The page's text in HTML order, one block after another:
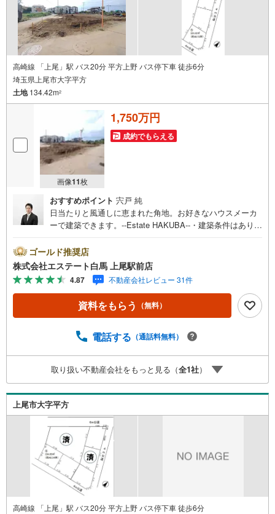
高崎線 「上尾」駅 バス20分 平方上野 バス停下車 徒歩6分
埼玉県上尾市大字平方
土地134.42m2
画像11枚
1,750万円
成約でもらえる
おすすめポイント 宍戸 純
日当たりと風通しに恵まれた角地。お好きなハウスメーカ
ーで建築できます。--Estate HAKUBA--・建築条件はありま
通しに優れた角地。開放感のある住環境です。・ローソン
まで約380m。深夜のちょっとした買物も楽々。・平方小学
校まで約470m。低学年のお子様も通いやすい。Public Rela
tions ----◇白馬グループ施工［白馬の家］のご紹介・断熱
等性能等級5・省エネルギー性能等級6を標準採用。・全棟
気密測定、C値0.4前後の超高気密の住宅です。・営業を通
い。◎ローソンまで約380mで便利。開放的な角地で日当た
ゴールド推奨店
株式会社エステート白馬 上尾駅前店
4.87 不動産会社レビュー 31件
資料をもらう （無料）
電話する （通話料無料）
取り扱い不動産会社をもっと見る（全1社）
上尾市大字平方
高崎線 「上尾」駅 バス20分 平方上野 バス停下車 徒歩6分